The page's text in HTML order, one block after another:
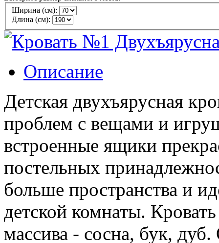
Ширина (см):
Длина (см):
Описание
Детская двухъярусная
проблем с вещами и
встроенные ящики
постельных
больше пространства и
детской комнаты. Кровать
массива - сосна, бук,